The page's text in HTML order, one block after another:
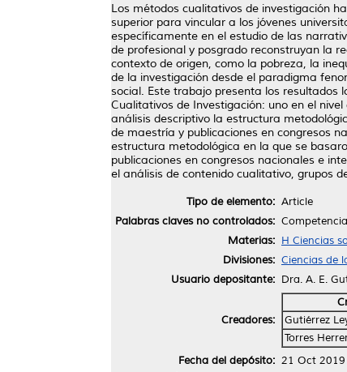
Los métodos cualitativos de investigación
superior para vincular a los jóvenes
específicamente en el estudio de las
de profesional y posgrado reconstruyan la
contexto de origen, como la pobreza, la
de la investigación desde el paradigma
social. Este trabajo presenta los resultados
Cualitativos de Investigación: uno en el
análisis descriptivo la estructura
de maestría y publicaciones en congresos
estructura metodológica en la que se
publicaciones en congresos nacionales e
el análisis de contenido cualitativo, grupos
Tipo de elemento: Article
Palabras claves no controlados:
Materias: H Ciencias
Divisiones: Ciencias de
Usuario depositante: Dra. A. E.
Creadores:
Gutiérrez
Torres
Fecha del depósito: 21 Oct 2019